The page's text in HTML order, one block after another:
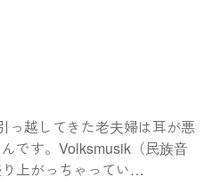
っ越してきた老夫婦は耳が悪
です。Volksmusik（民族音
上がっちゃってい…